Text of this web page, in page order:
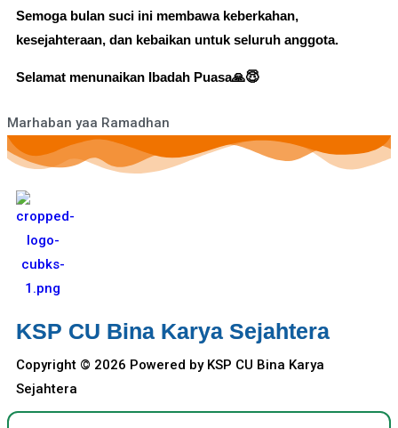
Semoga bulan suci ini membawa keberkahan,
kesejahteraan, dan kebaikan untuk seluruh anggota.
Selamat menunaikan Ibadah Puasa🙏😇
Marhaban yaa Ramadhan
KSP CU Bina Karya Sejahtera
Copyright © 2026 Powered by KSP CU Bina Karya
Sejahtera